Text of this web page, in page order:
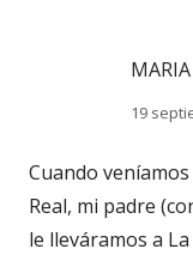
MARIA
19
Cuando
Real, mi padre
le lleváramos a